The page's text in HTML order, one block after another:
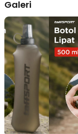
khawatir tas atau saku
yang sangat fleksibel,
hingga ukuran
menyelipkannya
(running vest), atau
Anda bergerak lebih
botol kaku yang
Hidrasi Instan
Nikmati kemudahan
repot membuka tutup
katup gigit (bite valve)
menghisap air dengan
pada ujung botol.
lancar saat Anda
Galeri